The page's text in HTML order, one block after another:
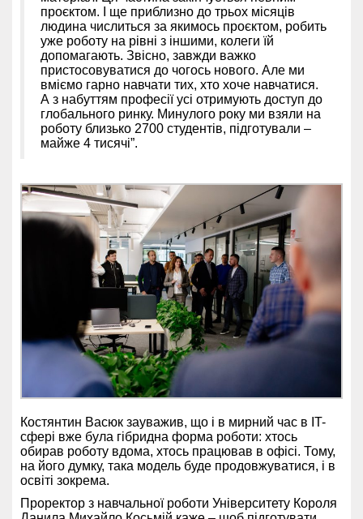
проєктом. І ще приблизно до трьох місяців
людина числиться за якимось проєктом, робить
уже роботу на рівні з іншими, колеги їй
допомагають. Звісно, завжди важко
пристосовуватися до чогось нового. Але ми
вміємо гарно навчати тих, хто хоче навчатися.
А з набуттям професії усі отримують доступ до
глобального ринку. Минулого року ми взяли на
роботу близько 2700 студентів, підготували –
майже 4 тисячі”.
Костянтин Васюк зауважив, що і в мирний час в IT-
сфері вже була гібридна форма роботи: хтось
обирав роботу вдома, хтось працював в офісі. Тому,
на його думку, така модель буде продовжуватися, і в
освіті зокрема.
Проректор з навчальної роботи Університету Короля